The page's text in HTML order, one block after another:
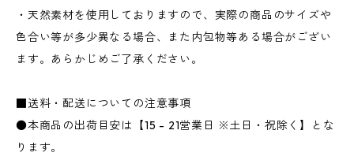
・天然素材を使用しておりますので、実際の商品のサイズや
色合い等が多少異なる場合、また内包物等ある場合がござい
ます。あらかじめご了承ください。
■送料・配送についての注意事項
●本商品の出荷目安は【15 - 21営業日 ※土日・祝除く】とな
ります。